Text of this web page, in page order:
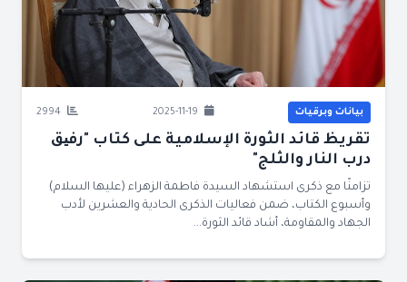
بيانات وبرقيات
تقريظ قائد الثورة الإسلامية على كتاب "رفیق
درب النار والثلج"
تزامنًا مع ذكرى استشهاد السيدة فاطمة الزهراء (عليها السلام)
وأسبوع الكتاب، ضمن فعاليات الذكرى الحادية والعشرين لأدب
الجهاد والمقاومة، أشاد قائد الثورة...